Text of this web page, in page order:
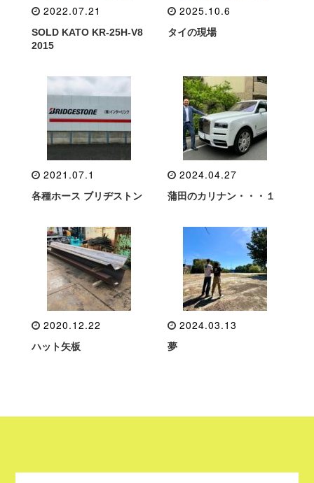
2022.07.21
SOLD KATO KR-25H-V8
2015
2025.10.6
タイの現場
2021.07.1
各種ホース ブリヂストン
2024.04.27
蒲田のカリナン・・・１
2020.12.22
ハット矢板
2024.03.13
夢